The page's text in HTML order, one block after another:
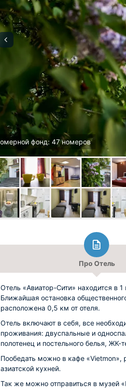
фонд: 47 номеров
Про Отель
Отель «Авиатор-Сити» находится в
Ближайшая остановка
расположена 0,5 км от отеля.
Отель включают в себя, все
проживания: двуспальные и
полотенец и постельного белья, ЖК-
Пообедать можно в кафе «Vietmon»,
азиатской кухней.
Так же можно отправиться в музей